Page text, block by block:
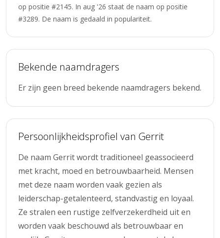
op positie #2145. In aug '26 staat de naam op positie
#3289. De naam is gedaald in populariteit.
Bekende naamdragers
Er zijn geen breed bekende naamdragers bekend.
Persoonlijkheidsprofiel van Gerrit
De naam Gerrit wordt traditioneel geassocieerd
met kracht, moed en betrouwbaarheid. Mensen
met deze naam worden vaak gezien als
leiderschap-getalenteerd, standvastig en loyaal.
Ze stralen een rustige zelfverzekerdheid uit en
worden vaak beschouwd als betrouwbaar en